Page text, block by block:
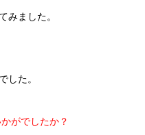
みました。
した。
がでしたか？